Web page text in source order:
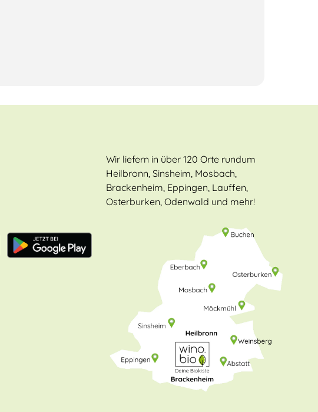
Wir liefern in über 120 Orte rundum
Heilbronn, Sinsheim, Mosbach,
Brackenheim, Eppingen, Lauffen,
Osterburken, Odenwald und mehr!